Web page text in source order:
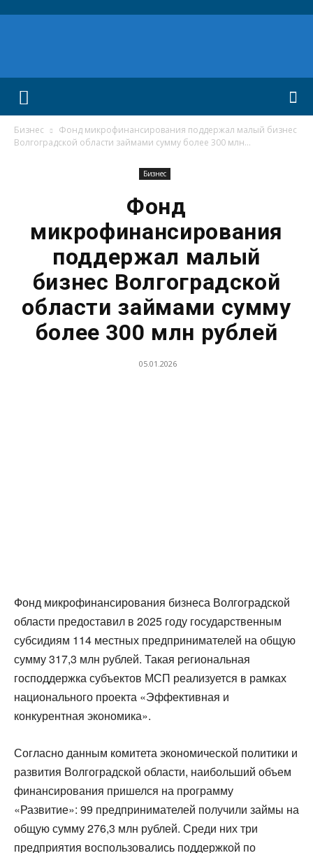
Бизнес
Фонд микрофинансирования поддержал малый бизнес
Волгоградской области займами сумму более 300 млн...
Бизнес
Фонд
микрофинансирования
поддержал малый
бизнес Волгоградской
области займами сумму
более 300 млн рублей
05.01.2026
Фонд микрофинансирования бизнеса Волгоградской
области предоставил в 2025 году государственным
субсидиям 114 местных предпринимателей на общую
сумму 317,3 млн рублей. Такая региональная
господдержка субъектов МСП реализуется в рамках
национального проекта «Эффективная и
конкурентная экономика».
Согласно данным комитета экономической политики и
развития Волгоградской области, наибольший объем
финансирования пришелся на программу
«Развитие»: 99 предпринимателей получили займы на
общую сумму 276,3 млн рублей. Среди них три
предприятия воспользовались поддержкой по